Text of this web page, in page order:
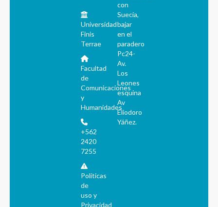
Universidad
Finis
Terrae
Facultad
de
Comunicaciones
y
Humanidades
+562
2420
7255
Políticas
de
uso y
Privacidad
con
Suecia,
bajar
en el
paradero
Pc24-
Av.
Los
Leones
esquina
Av
Eliodoro
Yáñez.